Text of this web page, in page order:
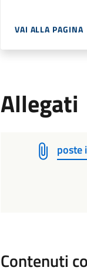
VAI ALLA PAGINA
Allegati
poste
Contenuti